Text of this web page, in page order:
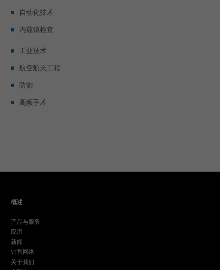
点焊
螺柱焊
全球网络
自动化技术
内窥镜检查
工业技术
航空航天工程
防御
高频手术
概述
产品与服务
应用
新闻
销售网络
关于我们